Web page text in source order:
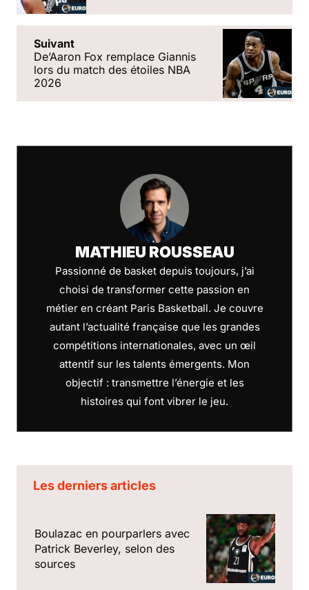
Suivant
De’Aaron Fox remplace Giannis
lors du match des étoiles NBA
2026
MATHIEU ROUSSEAU
Passionné de basket depuis toujours, j’ai
choisi de transformer cette passion en
métier en créant Paris Basketball. Je couvre
autant l’actualité française que les grandes
compétitions internationales, avec un œil
attentif sur les talents émergents. Mon
objectif : transmettre l’énergie et les
histoires qui font vibrer le jeu.
Les derniers articles
Boulazac en pourparlers avec
Patrick Beverley, selon des
sources